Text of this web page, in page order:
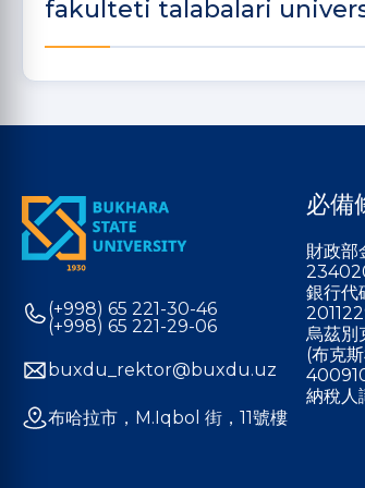
fakulteti talabalari
(+998) 65 221-30-46
(+998) 65 221-29-06
buxdu_rektor@buxdu.uz
布哈拉市，M.Iqbol 街，11號樓
必備
財政部
銀行代
烏茲別
(布克
納稅人